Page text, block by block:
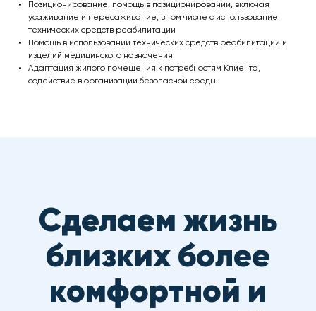
Позиционирование, помощь в позиционировании, включая
усаживание и пересаживание, в том числе с использование
технических средств реабилитации
Помощь в использовании технических средств реабилитации и
изделий медицинского назначения
Адаптация жилого помещения к потребностям Клиента,
содействие в организации безопасной среды
ООО "ТМС"
Адрес: г. Москва, Комсомольский проспект, дом 28,
Телефон: +7 (495) 532 40-02
Наши контакты